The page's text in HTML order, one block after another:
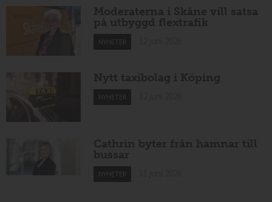
Moderaterna i Skåne vill satsa
på utbyggd flextrafik
NYHETER
Nytt taxibolag i Köping
NYHETER
Cathrin byter från hamnar till
bussar
NYHETER